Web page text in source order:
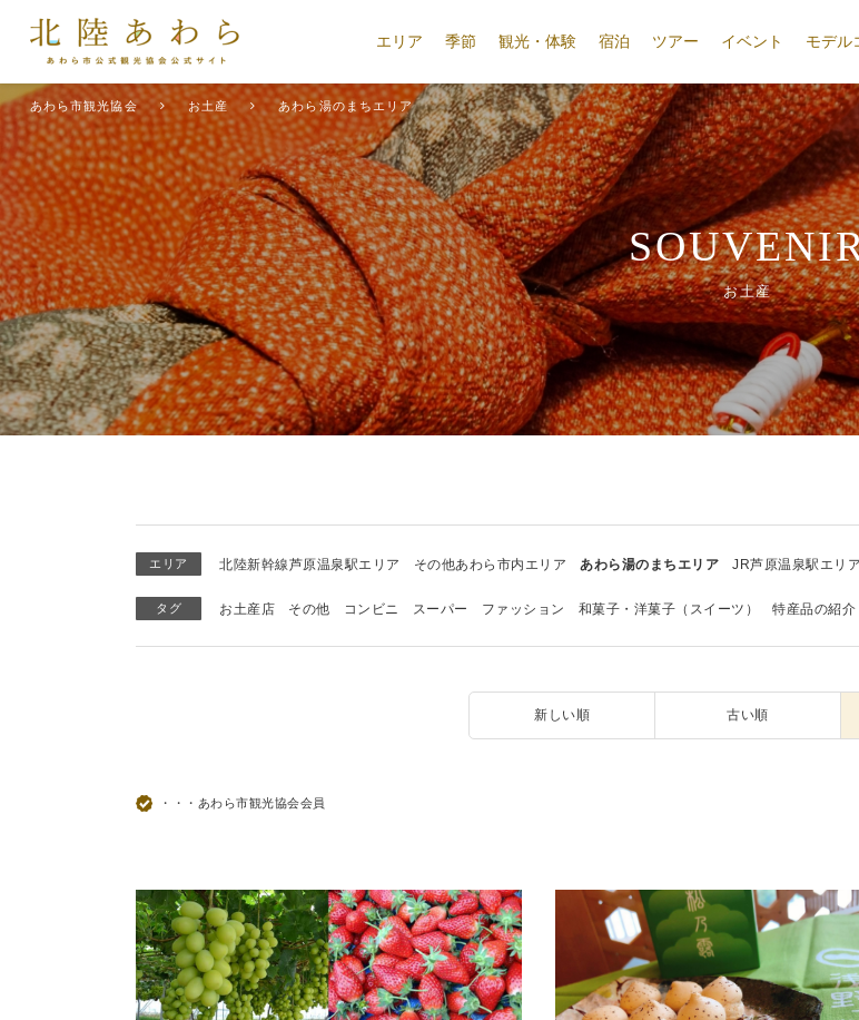
エリア 季節 観光・体験 宿泊 ツアー イベント モデル
あわら市観光協会 お土産 あわら湯のまちエリア
お土産
エリア 北陸新幹線芦原温泉駅エリア その他あわら市内エリア あわら湯のまちエリア JR芦原温泉駅エリア
タグ お土産店 その他 コンビニ スーパー ファッション 和菓子・洋菓子（スイーツ） 特産品の紹介
新しい順 古い順
・・・あわら市観光協会会員